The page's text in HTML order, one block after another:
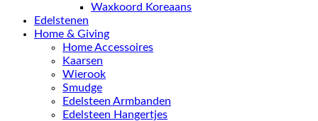
Waxkoord Koreaans
Edelstenen
Home & Giving
Home Accessoires
Kaarsen
Wierook
Smudge
Edelsteen Armbanden
Edelsteen Hangertjes